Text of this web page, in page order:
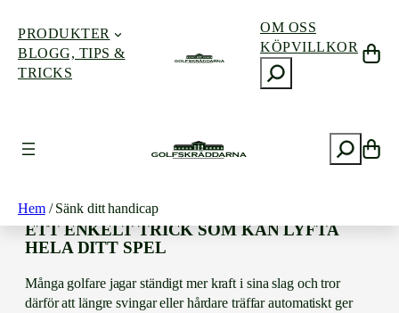
PRODUKTER
BLOGG, TIPS &
TRICKS
OM OSS
KÖPVILLKOR
ö
ö
Hem/ Sänk ditt handicap
SÄNK DITT HANDICAP
ETT ENKELT TRICK SOM KAN LYFTA
HELA DITT SPEL
Många golfare jagar ständigt mer kraft i sina slag och tror
därför att längre svingar eller hårdare träffar automatiskt ger